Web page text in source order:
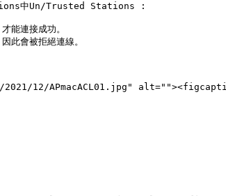
中Un/Trusted Stations :
連接成功。
會被拒絕連線。
12/APmacACL01.jpg"